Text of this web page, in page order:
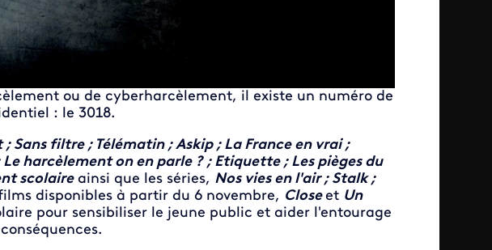
ou de cyberharcèlement, il existe un numéro de
: le 3018.
Sans filtre ; Télématin ; Askip ; La France en vrai ;
harcèlement on en parle ? ; Etiquette ; Les pièges du
scolaireainsi que les séries, Nos vies en l'air ; Stalk ;
disponibles à partir du 6 novembre, Closeet Un
pour sensibiliser le jeune public et aider l'entourage